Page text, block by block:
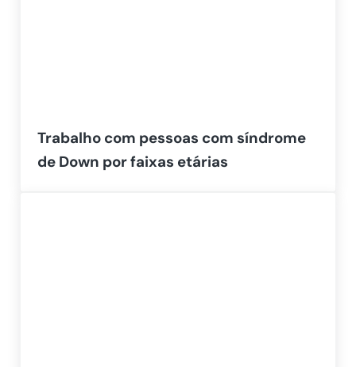
Trabalho com pessoas com síndrome
de Down por faixas etárias